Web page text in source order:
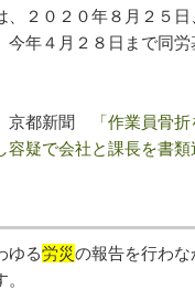
、２０２０年８月２５
今年４月２８日まで同
京都新聞
「作業員骨
疑で会社と課長を書類
ゆる労災の報告を行わ